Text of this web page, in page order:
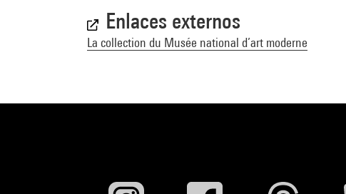
Enlaces externos
La collection du Musée national d’art moderne